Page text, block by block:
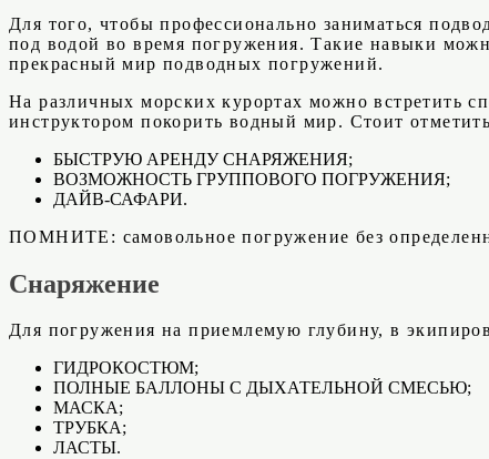
Для того, чтобы профессионально заниматься
под водой во время погружения. Такие навыки
прекрасный мир подводных погружений.
На различных морских курортах можно встретить
инструктором покорить водный мир. Стоит
БЫСТРУЮ АРЕНДУ СНАРЯЖЕНИЯ;
ВОЗМОЖНОСТЬ ГРУППОВОГО ПОГРУЖЕНИЯ;
ДАЙВ-САФАРИ.
ПОМНИТЕ: самовольное погружение без
Снаряжение
Для погружения на приемлемую глубину, в
ГИДРОКОСТЮМ;
ПОЛНЫЕ БАЛЛОНЫ С ДЫХАТЕЛЬНОЙ СМЕСЬЮ;
МАСКА;
ТРУБКА;
ЛАСТЫ.